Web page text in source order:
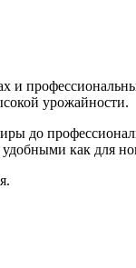
урожайности.
до
как для